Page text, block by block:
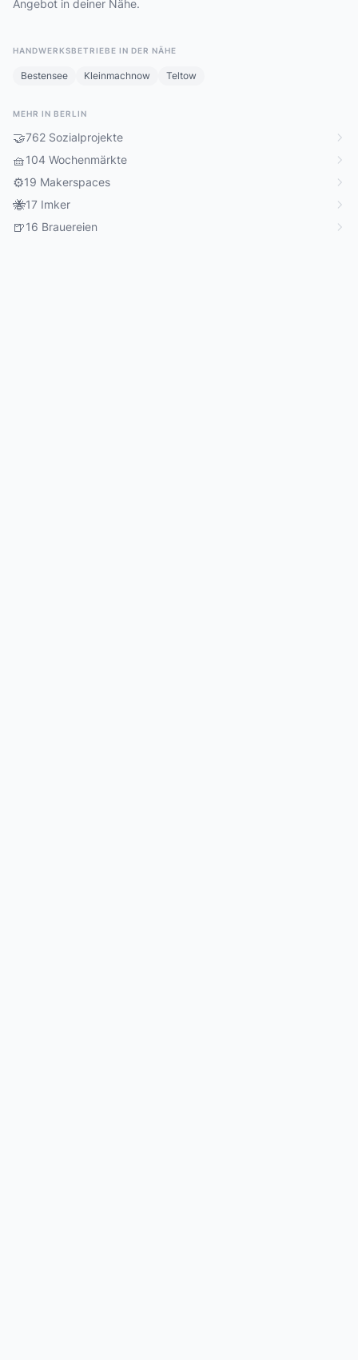
Angebot in deiner Nähe.
HANDWERKSBETRIEBE IN DER NÄHE
Bestensee Kleinmachnow Teltow
MEHR IN BERLIN
🤝762 Sozialprojekte
🧺104 Wochenmärkte
⚙️19 Makerspaces
🐝17 Imker
🍺16 Brauereien